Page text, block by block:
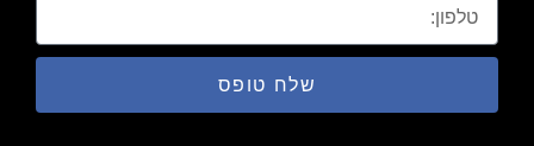
שלח טופס